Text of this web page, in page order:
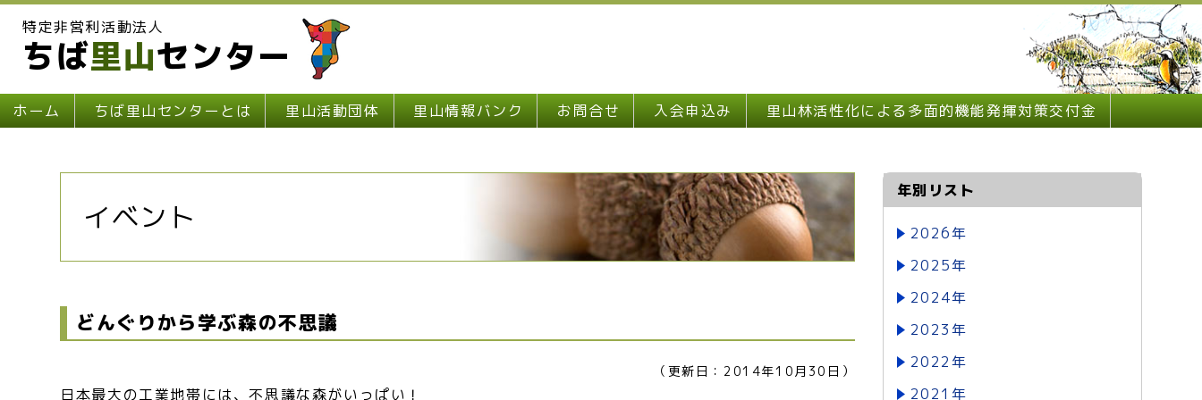
特定非営利活動法人
ちば里山センター
ホーム ちば里山センターとは 里山活動団体 里山情報バンク お問合せ 入会申込み 里山林活性化による多面的機能発揮対策交付金
イベント
どんぐりから学ぶ森の不思議
（更新日：2014年10月30日）
日本最大の工業地帯には、不思議な森がいっぱい！
年別リスト
2026年
2025年
2024年
2023年
2022年
2021年